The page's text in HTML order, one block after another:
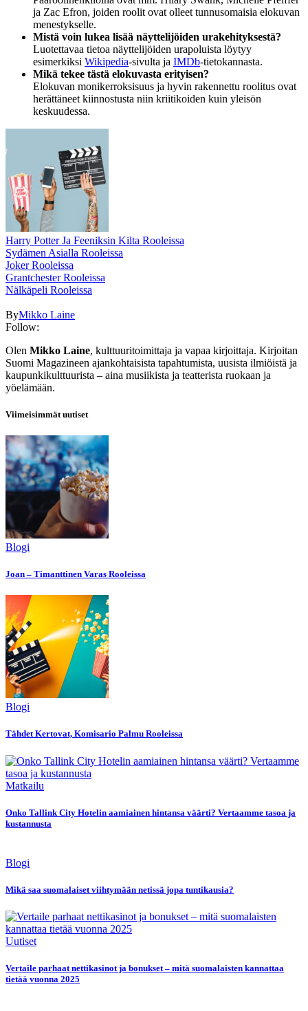
ja Zac Efron, joiden roolit ovat olleet tunnusomaisia elokuvan
menestykselle.
Mistä voin lukea lisää näyttelijöiden urakehityksestä?
Luotettavaa tietoa näyttelijöiden urapoluista löytyy
esimerkiksi Wikipedia-sivulta ja IMDb-tietokannasta.
Mikä tekee tästä elokuvasta erityisen?
Elokuvan monikerroksisuus ja hyvin rakennettu roolitus ovat
herättäneet kiinnostusta niin kriitikoiden kuin yleisön
keskuudessa.
Harry Potter Ja Feeniksin Kilta Rooleissa
Sydämen Asialla Rooleissa
Joker Rooleissa
Grantchester Rooleissa
Nälkäpeli Rooleissa
ByMikko Laine
Follow:
Olen Mikko Laine, kulttuuritoimittaja ja vapaa kirjoittaja. Kirjoitan
Suomi Magazineen ajankohtaisista tapahtumista, uusista ilmiöistä ja
kaupunkikulttuurista – aina musiikista ja teatterista ruokaan ja
yöelämään.
Viimeisimmät uutiset
Blogi
Joan – Timanttinen Varas Rooleissa
Blogi
Tähdet Kertovat, Komisario Palmu Rooleissa
Matkailu
Onko Tallink City Hotelin aamiainen hintansa väärti? Vertaamme tasoa ja
kustannusta
Blogi
Mikä saa suomalaiset viihtymään netissä jopa tuntikausia?
Uutiset
Vertaile parhaat nettikasinot ja bonukset – mitä suomalaisten kannattaa
tietää vuonna 2025